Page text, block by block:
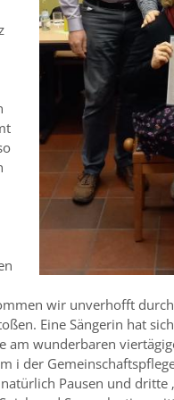
wir unverhofft
Eine Sängerin hat
am wunderbaren
i der
Pausen und dritte